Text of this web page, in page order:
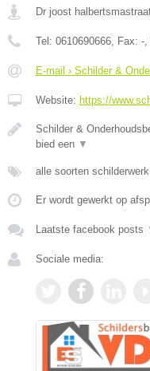
Dr joost
Tel: 0610690666, Fax: -,
E-mail › Schilder &
Website: https://
Schilder &
bied een ▼
alle soorten
Er wordt gewerkt op
Laatste facebook posts
Sociale media: